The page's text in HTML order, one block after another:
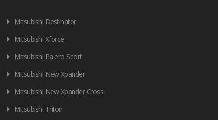
Mitsubishi Destinator
Mitsubishi Xforce
Mitsubishi Pajero Sport
Mitsubishi New Xpander
Mitsubishi New Xpander Cross
Mitsubishi Triton